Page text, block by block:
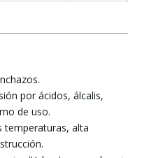
por ácidos, álcalis,
de uso.
temperaturas, alta